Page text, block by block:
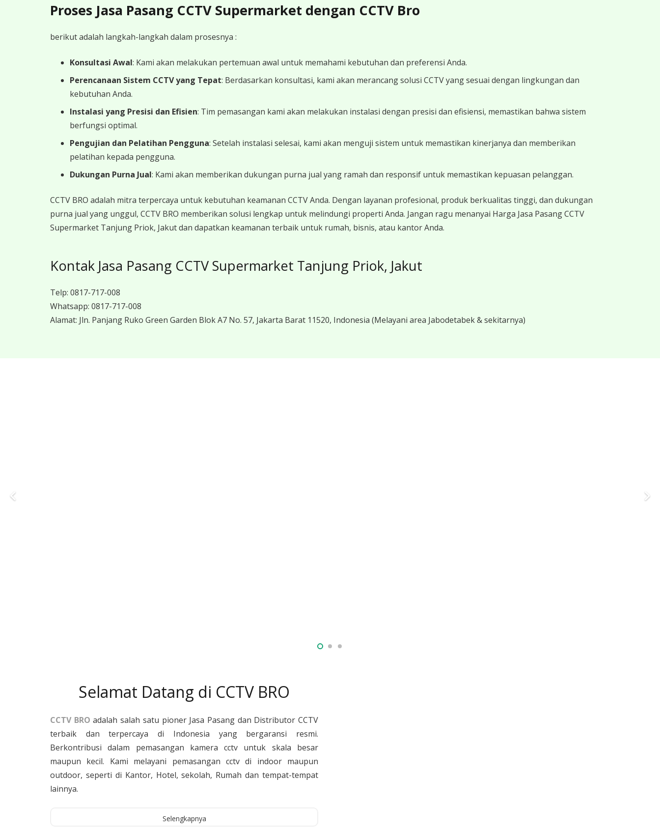
Proses Jasa Pasang CCTV Supermarket dengan CCTV Bro
berikut adalah langkah-langkah dalam prosesnya :
Konsultasi Awal: Kami akan melakukan pertemuan awal untuk memahami kebutuhan dan preferensi Anda.
Perencanaan Sistem CCTV yang Tepat: Berdasarkan konsultasi, kami akan merancang solusi CCTV yang sesuai dengan lingkungan dan
kebutuhan Anda.
Instalasi yang Presisi dan Efisien: Tim pemasangan kami akan melakukan instalasi dengan presisi dan efisiensi, memastikan bahwa sistem
berfungsi optimal.
Pengujian dan Pelatihan Pengguna: Setelah instalasi selesai, kami akan menguji sistem untuk memastikan kinerjanya dan memberikan
pelatihan kepada pengguna.
Dukungan Purna Jual: Kami akan memberikan dukungan purna jual yang ramah dan responsif untuk memastikan kepuasan pelanggan.
CCTV BRO adalah mitra terpercaya untuk kebutuhan keamanan CCTV Anda. Dengan layanan profesional, produk berkualitas tinggi, dan dukungan
purna jual yang unggul, CCTV BRO memberikan solusi lengkap untuk melindungi properti Anda. Jangan ragu menanyai Harga Jasa Pasang CCTV
Supermarket Tanjung Priok, Jakut dan dapatkan keamanan terbaik untuk rumah, bisnis, atau kantor Anda.
Kontak Jasa Pasang CCTV Supermarket Tanjung Priok, Jakut
Telp: 0817-717-008
Whatsapp: 0817-717-008
Alamat: Jln. Panjang Ruko Green Garden Blok A7 No. 57, Jakarta Barat 11520, Indonesia (Melayani area Jabodetabek & sekitarnya)
Selamat Datang di CCTV BRO
CCTV BRO adalah salah satu pioner Jasa Pasang dan Distributor CCTV
terbaik dan terpercaya di Indonesia yang bergaransi resmi.
Berkontribusi dalam pemasangan kamera cctv untuk skala besar
maupun kecil. Kami melayani pemasangan cctv di indoor maupun
outdoor, seperti di Kantor, Hotel, sekolah, Rumah dan tempat-tempat
lainnya.
Selengkapnya